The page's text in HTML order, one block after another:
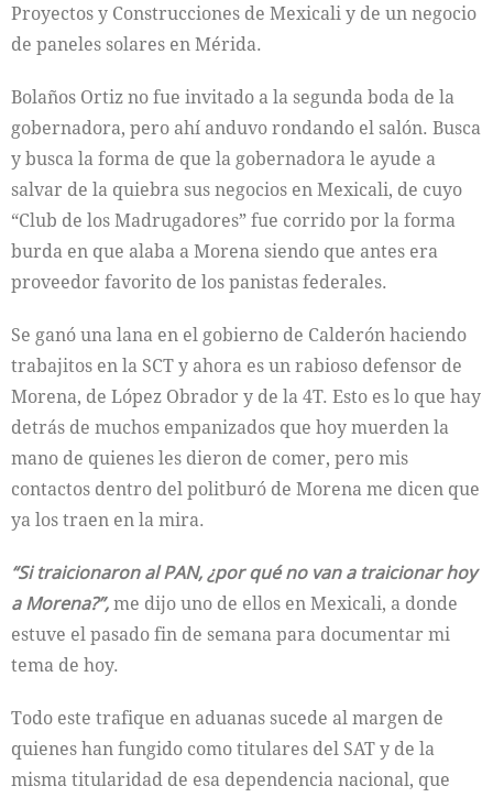
Proyectos y Construcciones de Mexicali y de un negocio
de paneles solares en Mérida.
Bolaños Ortiz no fue invitado a la segunda boda de la
gobernadora, pero ahí anduvo rondando el salón. Busca
y busca la forma de que la gobernadora le ayude a
salvar de la quiebra sus negocios en Mexicali, de cuyo
“Club de los Madrugadores” fue corrido por la forma
burda en que alaba a Morena siendo que antes era
proveedor favorito de los panistas federales.
Se ganó una lana en el gobierno de Calderón haciendo
trabajitos en la SCT y ahora es un rabioso defensor de
Morena, de López Obrador y de la 4T. Esto es lo que hay
detrás de muchos empanizados que hoy muerden la
mano de quienes les dieron de comer, pero mis
contactos dentro del politburó de Morena me dicen que
ya los traen en la mira.
“Si traicionaron al PAN, ¿por qué no van a traicionar hoy
a Morena?”,me dijo uno de ellos en Mexicali, a donde
estuve el pasado fin de semana para documentar mi
tema de hoy.
Todo este trafique en aduanas sucede al margen de
quienes han fungido como titulares del SAT y de la
misma titularidad de esa dependencia nacional, que